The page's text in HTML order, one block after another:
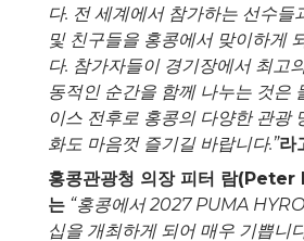
다. 전 세계에서 참가하는 선수들
및 친구들을 홍콩에서 맞이하게
다. 참가자들이 경기장에서 최고
동적인 순간을 함께 나누는 것은
이스 전후로 홍콩의 다양한 관광
화도 마음껏 즐기길 바랍니다.”라
홍콩관광청 의장 피터 람(Peter
는 “홍콩에서2027 PUMA
십을 개최하게 되어 매우 기쁩니